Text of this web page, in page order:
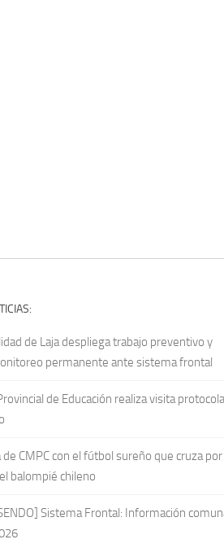
de Laja despliega trabajo preventivo y
permanente ante sistema frontal
de Educación realiza visita
de CMPC con el fútbol sureño que cruza por
balompié chileno
Sistema Frontal: Información